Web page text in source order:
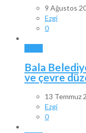
9 Ağustos
Ezgi
0
Bala
ve çevre
13 Temmuz
Ezgi
0